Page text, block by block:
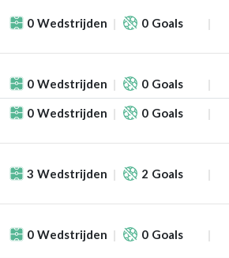
0 Wedstrijden 0 Goals
0 Wedstrijden 0 Goals
0 Wedstrijden 0 Goals
3 Wedstrijden 2 Goals
0 Wedstrijden 0 Goals